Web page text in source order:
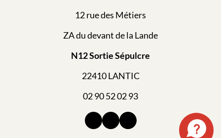
12 rue des Métiers
ZA du devant de la Lande
N12 Sortie Sépulcre
22410 LANTIC
02 90 52 02 93